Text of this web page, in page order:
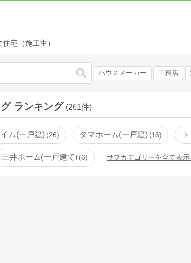
住宅（施工主）
検索 ハウスメーカー 工務店
ランキング (261件)
ム(一戸建) 26 タマホーム(一戸建) 16
三井ホーム(一戸建て) 6 サブカテゴリーを全て表